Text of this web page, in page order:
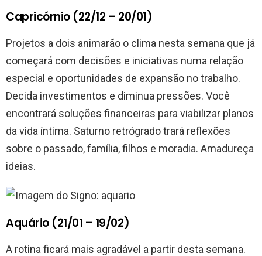
Capricórnio (22/12 – 20/01)
Projetos a dois animarão o clima nesta semana que já
começará com decisões e iniciativas numa relação
especial e oportunidades de expansão no trabalho.
Decida investimentos e diminua pressões. Você
encontrará soluções financeiras para viabilizar planos
da vida íntima. Saturno retrógrado trará reflexões
sobre o passado, família, filhos e moradia. Amadureça
ideias.
Aquário (21/01 – 19/02)
A rotina ficará mais agradável a partir desta semana.